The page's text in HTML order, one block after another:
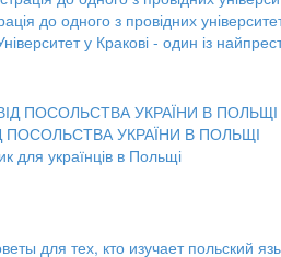
до одного з провідних
у Кракові - один із
ПОСОЛЬСТВА УКРАЇНИ В ПОЛЬЩІ
для українців в Польщі